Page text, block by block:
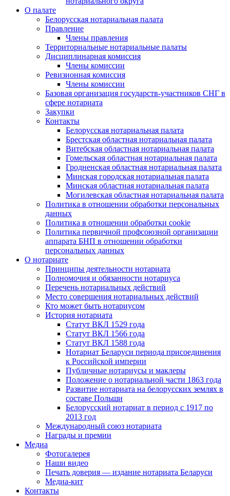
О палате
Белорусская нотариальная палата
Правление
Члены правления
Территориальные нотариальные палаты
Дисциплинарная комиссия
Члены комиссии
Ревизионная комиссия
Члены комиссии
Базовая организация государств-участников СНГ в
сфере нотариата
Закупки
Контакты
Белорусская нотариальная палата
Брестская областная нотариальная палата
Витебская областная нотариальная палата
Гомельская областная нотариальная палата
Гродненская областная нотариальная палата
Минская городская нотариальная палата
Минская областная нотариальная палата
Могилевская областная нотариальная палата
Политика в отношении обработки персональных
данных
Политика в отношении обработки cookie
Политика первичной профсоюзной организации
аппарата БНП в отношении обработки
персональных данных
О нотариате
Принципы деятельности нотариата
Полномочия и обязанности нотариуса
Перечень нотариальных действий
Место совершения нотариальных действий
Кто может быть нотариусом
История нотариата
Статут ВКЛ 1529 года
Статут ВКЛ 1566 года
Статут ВКЛ 1588 года
Нотариат Беларуси периода присоединения
к Российской империи
Публичные нотариусы и маклеры
Положение о нотариальной части 1863 года
Развитие нотариата на белорусских землях в
составе Польши
Белорусский нотариат в период с 1917 по
2013 год
Международный союз нотариата
Награды и премии
Медиа
Фотогалерея
Наши видео
Печать доверия — издание нотариата Беларуси
Медиа-кит
Контакты